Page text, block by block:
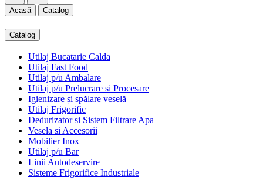
Acasă Catalog
Catalog
Utilaj Bucatarie Calda
Utilaj Fast Food
Utilaj p/u Ambalare
Utilaj p/u Prelucrare si Procesare
Igienizare și spălare veselă
Utilaj Frigorific
Dedurizator si Sistem Filtrare Apa
Vesela si Accesorii
Mobilier Inox
Utilaj p/u Bar
Linii Autodeservire
Sisteme Frigorifice Industriale